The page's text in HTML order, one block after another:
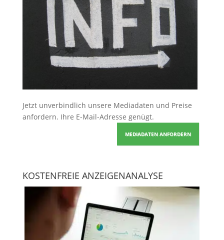
Jetzt unverbindlich unsere Mediadaten und Preise
anfordern. Ihre E-Mail-Adresse genügt.
MEDIADATEN ANFORDERN
KOSTENFREIE ANZEIGENANALYSE